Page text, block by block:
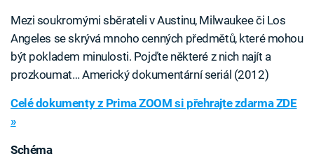
Mezi soukromými sběrateli v Austinu, Milwaukee či Los
Angeles se skrývá mnoho cenných předmětů, které mohou
být pokladem minulosti. Pojďte některé z nich najít a
prozkoumat… Americký dokumentární seriál (2012)
Celé dokumenty z Prima ZOOM si přehrajte zdarma ZDE
»
Schéma